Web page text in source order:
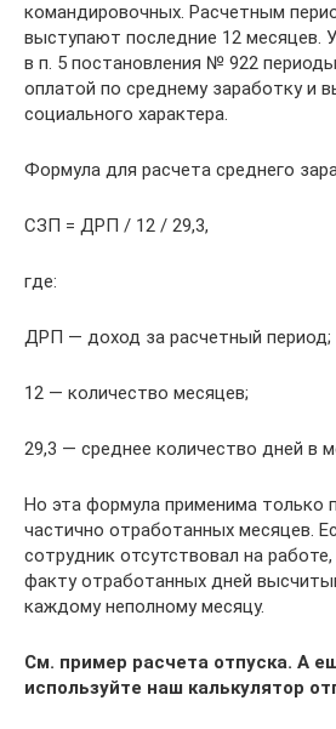
командировочных. Расчетным
выступают последние 12 месяцев.
в п. 5 постановления № 922
оплатой по среднему заработку и
социального характера.
Формула для расчета среднего
СЗП = ДРП / 12 / 29,3,
где:
ДРП — доход за расчетный период;
12 — количество месяцев;
29,3 — среднее количество дней в
Но эта формула применима только
частично отработанных месяцев.
сотрудник отсутствовал на
факту отработанных дней
каждому неполному месяцу.
См. пример расчета отпуска. А
используйте наш калькулятор